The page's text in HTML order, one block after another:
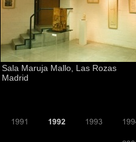
Sala Maruja Mallo, Las Rozas
Madrid